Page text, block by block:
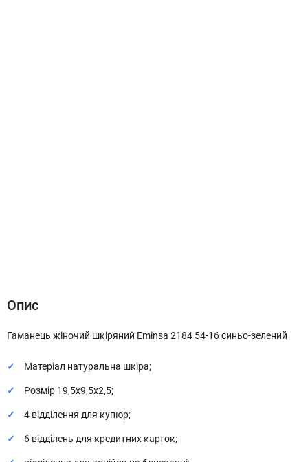
Опис
Гаманець жіночий шкіряний Eminsa 2184 54-16 синьо-зелений
Матеріал натуральна шкіра;
Розмір 19,5х9,5х2,5;
4 відділення для купюр;
6 відділень для кредитних карток;